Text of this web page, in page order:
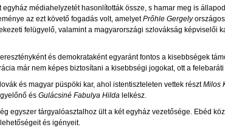
médiahelyzetét hasonlították össze, s hamar meg is
az ezt követő fogadás volt, amelyetPrőhle Gergely
felügyelő, valamint a magyarországi szlovákság
és demokrataként egyaránt fontos a kisebbségek
már nem képes biztosítani a kisebbségi jogokat, ott a
és magyar püspöki kar, ahol istentiszteleten vettek résztMilos
ésGulácsiné Fabulya Hilda lelkész.
egyszer tárgyalóasztalhoz ült a két egyház vezetősége. Ebéd
és igényeit.